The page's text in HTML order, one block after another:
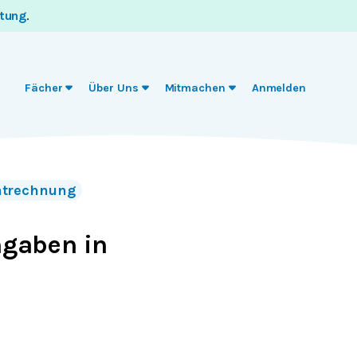
.
Fächer Über Uns Mitmachen Anmelden
in